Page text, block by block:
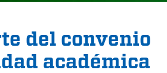
del convenio
académica